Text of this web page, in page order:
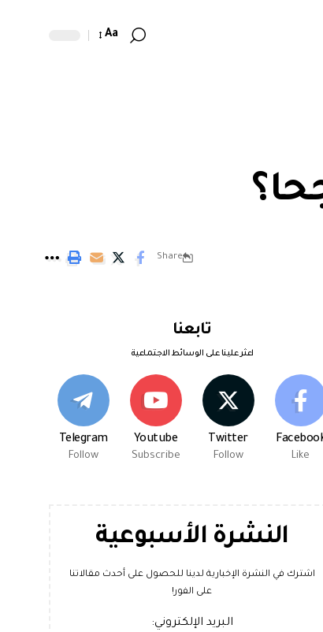
Aa
Share
تابعنا
اعثر علينا على الوسائط الاجتماعية
Like
Twitter
Follow
Youtube
Subscribe
Telegram
Follow
النشرة الأسبوعية
اشترك في النشرة الإخبارية لدينا للحصول على أحدث مقالاتنا
على الفور!
البريد الإلكتروني: